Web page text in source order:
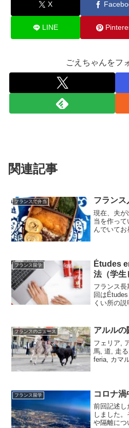
X
LINE
ごえちゃんをフ
関連記事
フランスで弁当 フランス
現在、夫が
当を作っ
んでいてお
フランス留学
Études
法（学生
フランス
回は
くい所の
フランスのニュース アルルの
フェリア,
馬, 道, 走
feria, カマ
フランス留学 コロナ渦
前回記述し
しました
や隔離につ